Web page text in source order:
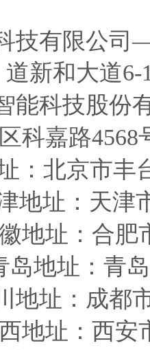
技有限公
道新和大道6-
能科技股
区科嘉路
：北京市丰
地址 ：天津
地址 ：合
岛地址 ：青
地址 ：成都
地址 ：西